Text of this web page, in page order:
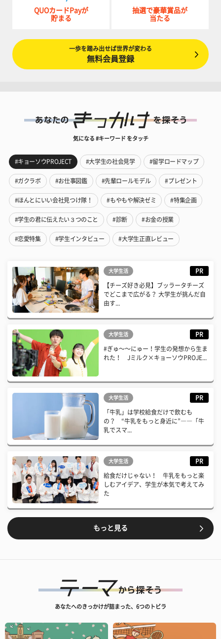
QUOカードPayが
貯まる
抽選で豪華賞品が
当たる
一歩を踏み出せば世界が変わる
無料会員登録
気になる #キーワード をタッチ
#キョーソウPROJECT #大学生の社会見学 #留学ロードマップ
#ガクラボ #お仕事図鑑 #先輩ロールモデル #プレゼント
#ほんとにいい会社見つけ隊！ #もやもや解決ゼミ #特集企画
#学生の君に伝えたい３つのこと #診断 #お金の授業
#恋愛特集 #学生インタビュー #大学生正直レビュー
大学生活 PR
【チーズ好き必見】ブッラータチーズ
でどこまで広がる？ 大学生が挑んだ自
由す...
大学生活 PR
#ぎゅ〜〜にゅー！学生の発想から生ま
れた！ Jミルク×キョーソウPROJE...
大学生活 PR
「牛乳」は学校給食だけで飲むも
の？ “牛乳をもっと身近に”――「牛
乳でスマ...
大学生活 PR
給食だけじゃない！ 牛乳をもっと楽
しむアイデア、学生が本気で考えてみ
た
もっと見る
あなたへのきっかけが詰まった、6つのトビラ